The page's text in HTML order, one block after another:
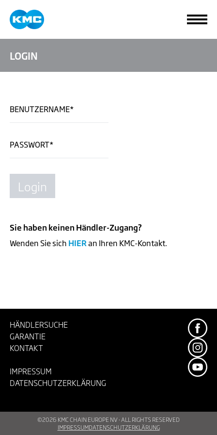
LOGIN
BENUTZERNAME*
PASSWORT*
Login
Sie haben keinen Händler-Zugang?
Wenden Sie sich HIERan Ihren KMC-Kontakt.
HÄNDLERSUCHE
GARANTIE
KONTAKT
IMPRESSUM
DATENSCHUTZERKLÄRUNG
©2026 KMC CHAIN EUROPE NV · ALL RIGHTS RESERVED
IMPRESSUMDATENSCHUTZERKLÄRUNG